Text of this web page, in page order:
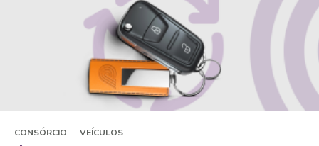
CONSÓRCIO VEÍCULOS